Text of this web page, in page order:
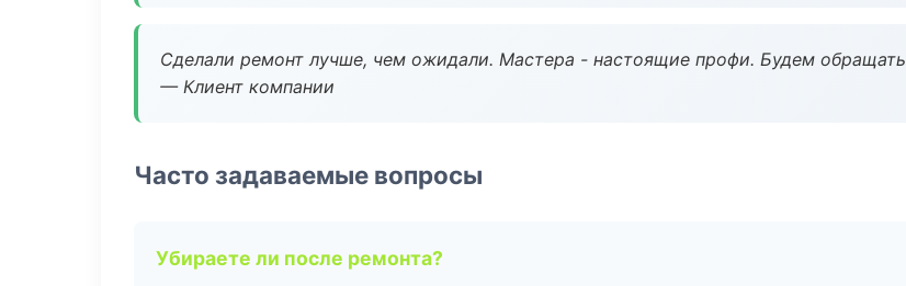
Сделали ремонт лучше, чем ожидали. Мастера - настоящие профи. Будем
— Клиент компании
Часто задаваемые вопросы
Убираете ли после ремонта?